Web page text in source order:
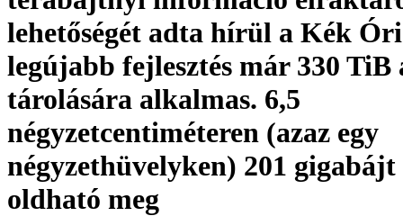
lehetőségét adta hírül a Kék
legújabb fejlesztés már 330 TiB
tárolására alkalmas. 6,5
négyzetcentiméteren (azaz egy
négyzethüvelyken) 201 gigabájt
oldható meg